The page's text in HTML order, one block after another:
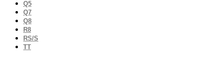
Q5
Q7
Q8
R8
RS/S
TT